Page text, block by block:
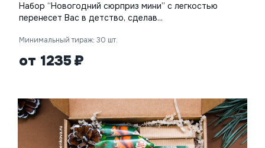
Набор “Новогодний сюрприз мини” с легкостью
перенесет Вас в детство, сделав...
Минимальный тираж: 30 шт.
от 1235